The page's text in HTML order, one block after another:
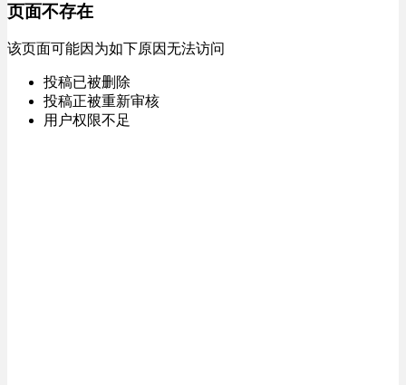
页面不存在
该页面可能因为如下原因无法访问
投稿已被删除
投稿正被重新审核
用户权限不足